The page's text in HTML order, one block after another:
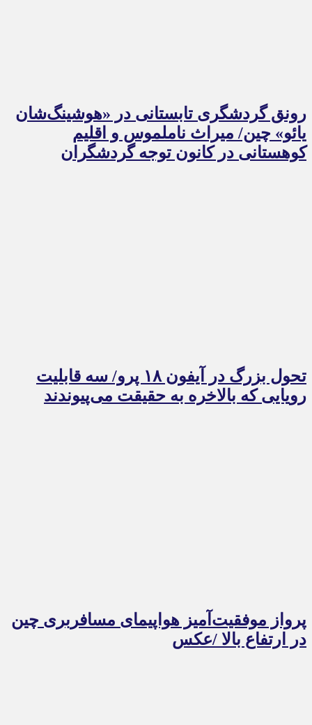
رونق گردشگری تابستانی در «هوشینگ‌شان
یائو» چین/ میراث ناملموس و اقلیم
کوهستانی در کانون توجه گردشگران
تحول بزرگ در آیفون ۱۸ پرو/ سه قابلیت
رویایی که بالاخره به حقیقت می‌پیوندند
پرواز موفقیت‌آمیز هواپیمای مسافربری چین
در ارتفاع بالا /عکس